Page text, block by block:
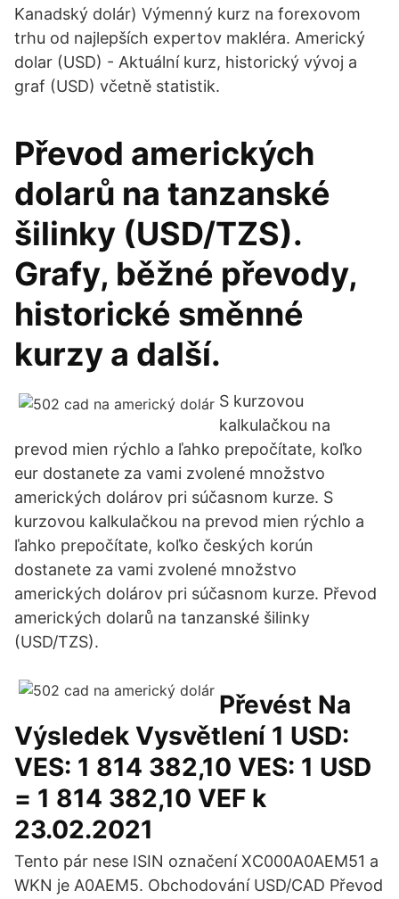
Kanadský dolár) Výmenný kurz na forexovom
trhu od najlepších expertov makléra. Americký
dolar (USD) - Aktuální kurz, historický vývoj a
graf (USD) včetně statistik.
Převod amerických
dolarů na tanzanské
šilinky (USD/TZS).
Grafy, běžné převody,
historické směnné
kurzy a další.
S kurzovou
kalkulačkou na
prevod mien rýchlo a ľahko prepočítate, koľko
eur dostanete za vami zvolené množstvo
amerických dolárov pri súčasnom kurze. S
kurzovou kalkulačkou na prevod mien rýchlo a
ľahko prepočítate, koľko českých korún
dostanete za vami zvolené množstvo
amerických dolárov pri súčasnom kurze. Převod
amerických dolarů na tanzanské šilinky
(USD/TZS).
Převést Na
Výsledek Vysvětlení 1 USD:
VES: 1 814 382,10 VES: 1 USD
= 1 814 382,10 VEF k
23.02.2021
Tento pár nese ISIN označení XC000A0AEM51 a
WKN je A0AEM5. Obchodování USD/CAD Převod